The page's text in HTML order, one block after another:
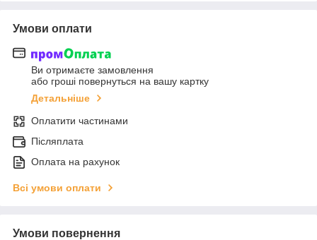
Умови оплати
Ви отримаєте замовлення
або гроші повернуться на вашу картку
Детальніше
Оплатити частинами
Післяплата
Оплата на рахунок
Всі умови оплати
Умови повернення